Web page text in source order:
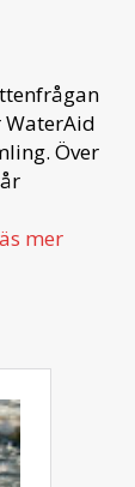
Över
mer